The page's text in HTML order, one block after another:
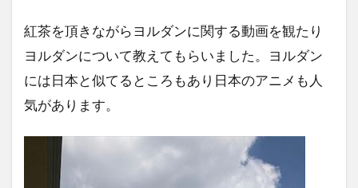
紅茶を頂きながらヨルダンに関する動画を観たり
ヨルダンについて教えてもらいました。ヨルダン
には日本と似てるところもあり日本のアニメも人
気があります。